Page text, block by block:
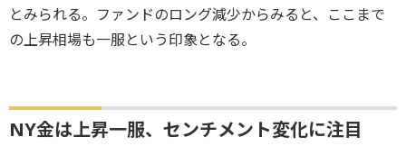
とみられる。ファンドのロング減少からみると、ここまで
の上昇相場も一服という印象となる。
NY金は上昇一服、センチメント変化に注目